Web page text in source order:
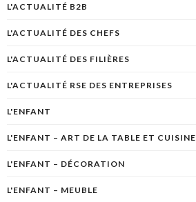
L'ACTUALITÉ B2B
L'ACTUALITÉ DES CHEFS
L'ACTUALITÉ DES FILIÈRES
L'ACTUALITÉ RSE DES ENTREPRISES
L'ENFANT
L'ENFANT – ART DE LA TABLE ET CUISINE
L'ENFANT – DÉCORATION
L'ENFANT – MEUBLE